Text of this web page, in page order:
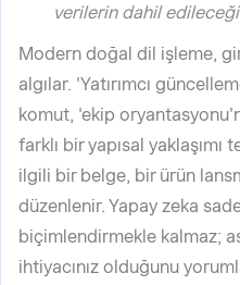
verilerin dahil
Modern doğal dil işleme,
algılar. 'Yatırımcı
komut, 'ekip
farklı bir yapısal yaklaşımı
ilgili bir belge, bir ürün
düzenlenir. Yapay zeka
biçimlendirmekle kalmaz;
ihtiyacınız olduğunu